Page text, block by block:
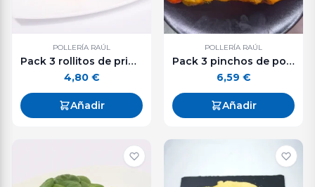
POLLERÍA RAÚL
Pack 3 rollitos de primavera con pollo
4,80 €
Añadir
POLLERÍA RAÚL
Pack 3 pinchos de pollo adobados
6,59 €
Añadir